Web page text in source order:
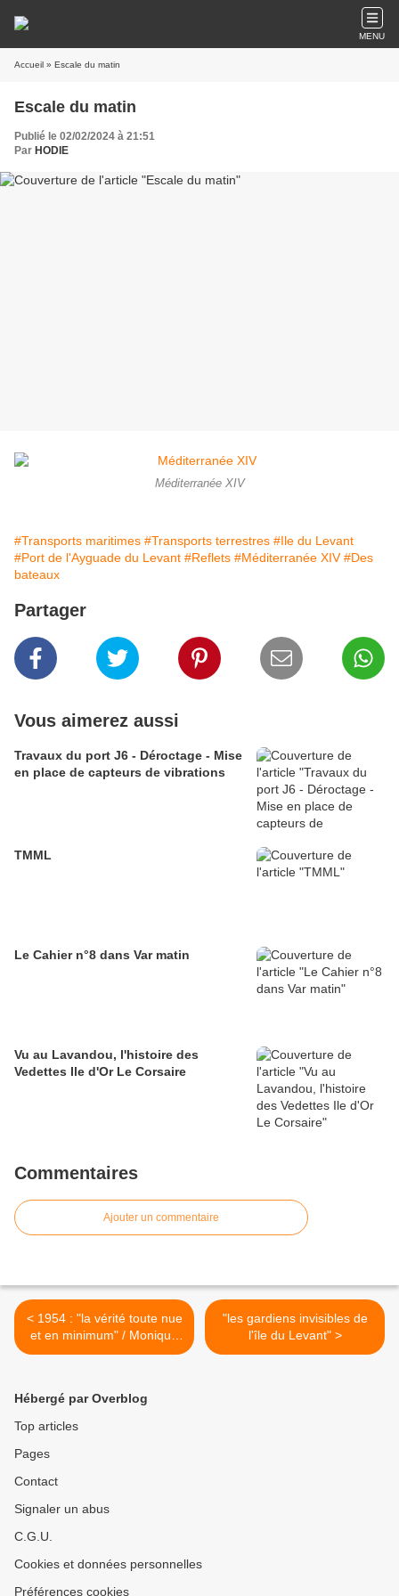
MENU
Accueil » Escale du matin
Escale du matin
Publié le 02/02/2024 à 21:51
Par HODIE
Méditerranée XIV
#Transports maritimes #Transports terrestres #Ile du Levant
#Port de l'Ayguade du Levant #Reflets #Méditerranée XIV #Des
bateaux
Partager
Vous aimerez aussi
Travaux du port J6 - Déroctage - Mise
en place de capteurs de vibrations
TMML
Le Cahier n°8 dans Var matin
Vu au Lavandou, l'histoire des
Vedettes Ile d'Or Le Corsaire
Commentaires
Ajouter un commentaire
< 1954 : "la vérité toute nue
et en minimum" / Monique
Watteau et son singe 1/8
"les gardiens invisibles de
l'île du Levant" >
Hébergé par Overblog
Top articles
Pages
Contact
Signaler un abus
C.G.U.
Cookies et données personnelles
Préférences cookies